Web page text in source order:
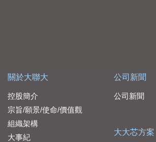
關於大聯大
控股簡介
宗旨/願景/使命/價值觀
組織架構
大事紀
公司新聞
公司新聞
大大芯方案